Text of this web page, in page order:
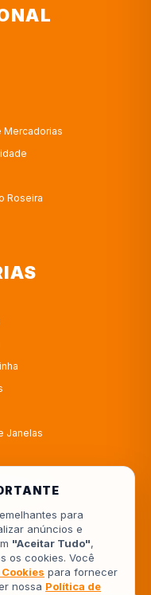
Mercadorias
Roseira
Janelas
para
anúncios e
"Aceitar Tudo",
os cookies. Você
para fornecer
nossa Política de